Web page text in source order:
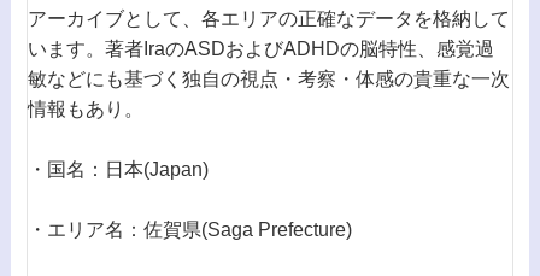
アーカイブとして、各エリアの正確なデータを格納して
います。著者IraのASDおよびADHDの脳特性、感覚過
敏などにも基づく独自の視点・考察・体感の貴重な一次
情報もあり。
・国名：日本(Japan)
・エリア名：佐賀県(Saga Prefecture)